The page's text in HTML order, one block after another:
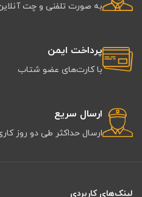
به صورت تلفنی و چت
پرداخت ایمن
با کارت‌های عضو شتاب
ارسال سریع
ارسال حداکثر طی دو روز
لینک‌های کاربردی